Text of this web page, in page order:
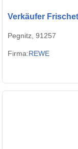
Verkäufer
Pegnitz, 91257
Firma:REWE